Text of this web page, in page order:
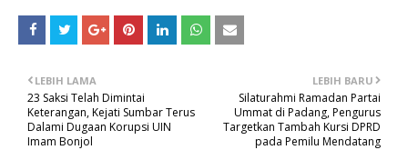
LEBIH BARU
Silaturahmi Ramadan Partai
Ummat di Padang, Pengurus
Targetkan Tambah Kursi DPRD
pada Pemilu Mendatang
LEBIH LAMA
23 Saksi Telah Dimintai
Keterangan, Kejati Sumbar Terus
Dalami Dugaan Korupsi UIN
Imam Bonjol